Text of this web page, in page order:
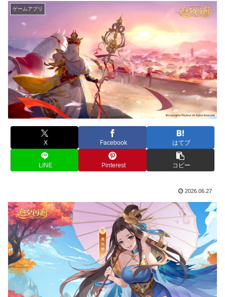
ゲームアプリ
X Facebook はてブ
LINE Pinterest コピー
2026.06.27